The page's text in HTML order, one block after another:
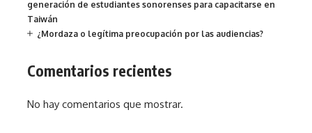
generación de estudiantes sonorenses para capacitarse en
Taiwán
¿Mordaza o legítima preocupación por las audiencias?
Comentarios recientes
No hay comentarios que mostrar.